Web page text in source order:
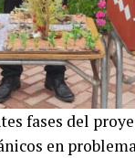
fases del
en